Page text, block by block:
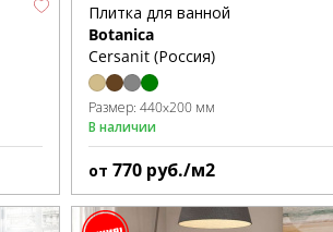
Плитка для ванной
Botanica
Cersanit (Россия)
Размер: 440x200 мм
В наличии
от 770 руб./м2